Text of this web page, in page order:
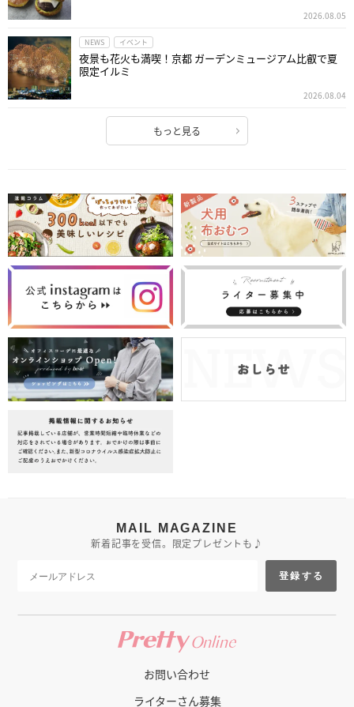
2026.08.05
NEWS イベント
夜景も花火も満喫！京都 ガーデンミュージアム比叡で夏
限定イルミ
2026.08.04
もっと見る
MAIL MAGAZINE
新着記事を受信。限定プレゼントも♪
登録する
お問い合わせ
ライターさん募集